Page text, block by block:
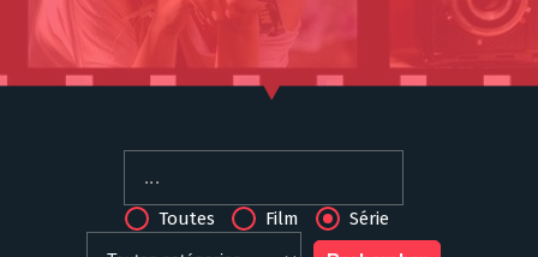
Toutes Film Série